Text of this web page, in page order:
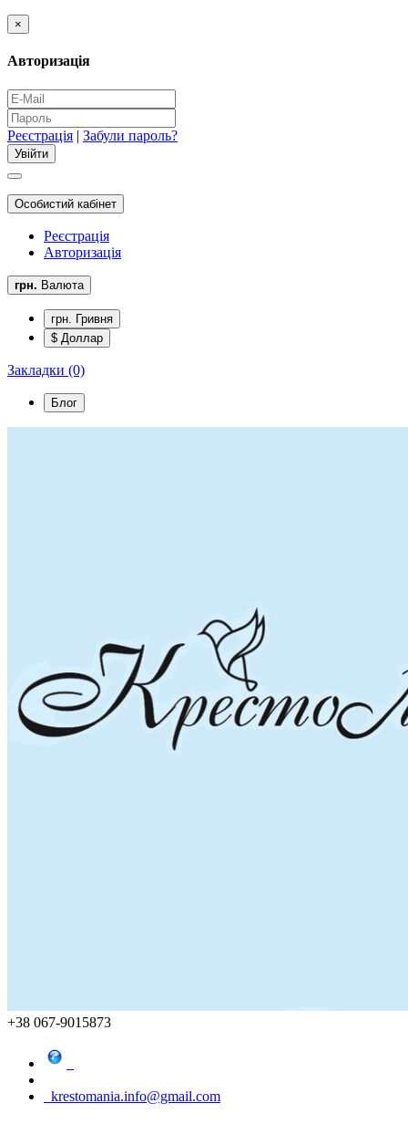
×
Авторизація
Реєстрація | Забули пароль?
Особистий кабінет
Реєстрація
Авторизація
грн. Валюта
грн. Гривня
$ Доллар
Закладки (0)
Блог
+38 067-9015873
krestomania.info@gmail.com